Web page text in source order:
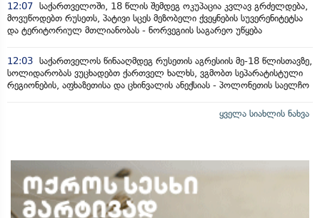
12:07 საქართველოში, 18 წლის შემდეგ ოკუპაცია კვლავ გრძელდება,
მოვუწოდებთ რუსეთს, პატივი სცეს მეზობელი ქვეყნების სუვერენიტეტსა
და ტერიტორიულ მთლიანობას - ნორვეგიის საგარეო უწყება
12:03 საქართველოს წინააღმდეგ რუსეთის აგრესიის მე-18 წლისთავზე,
სოლიდარობას ვუცხადებთ ქართველ ხალხს, ვგმობთ სეპარატისტული
რეგიონების, აფხაზეთისა და ცხინვალის ანექსიას - პოლონეთის საელჩო
ყველა სიახლის ნახვა